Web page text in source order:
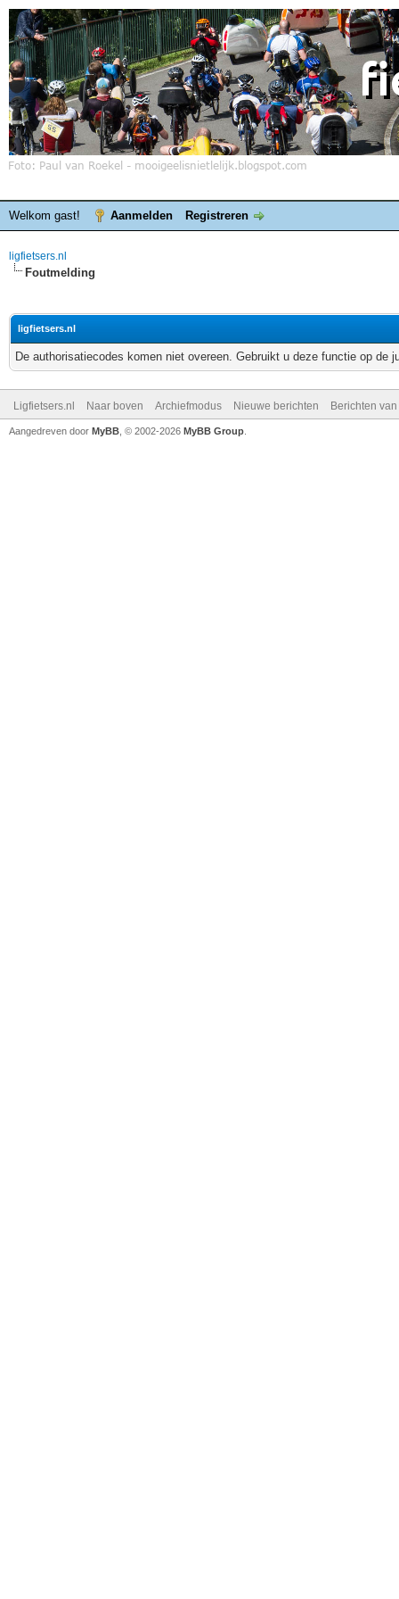
Welkom gast! Aanmelden Registreren
ligfietsers.nl
Foutmelding
ligfietsers.nl
De authorisatiecodes komen niet overeen. Gebruikt u deze functie op de
Ligfietsers.nl Naar boven Archiefmodus Nieuwe berichten Berichten
Aangedreven door MyBB , © 2002-2026 MyBB Group